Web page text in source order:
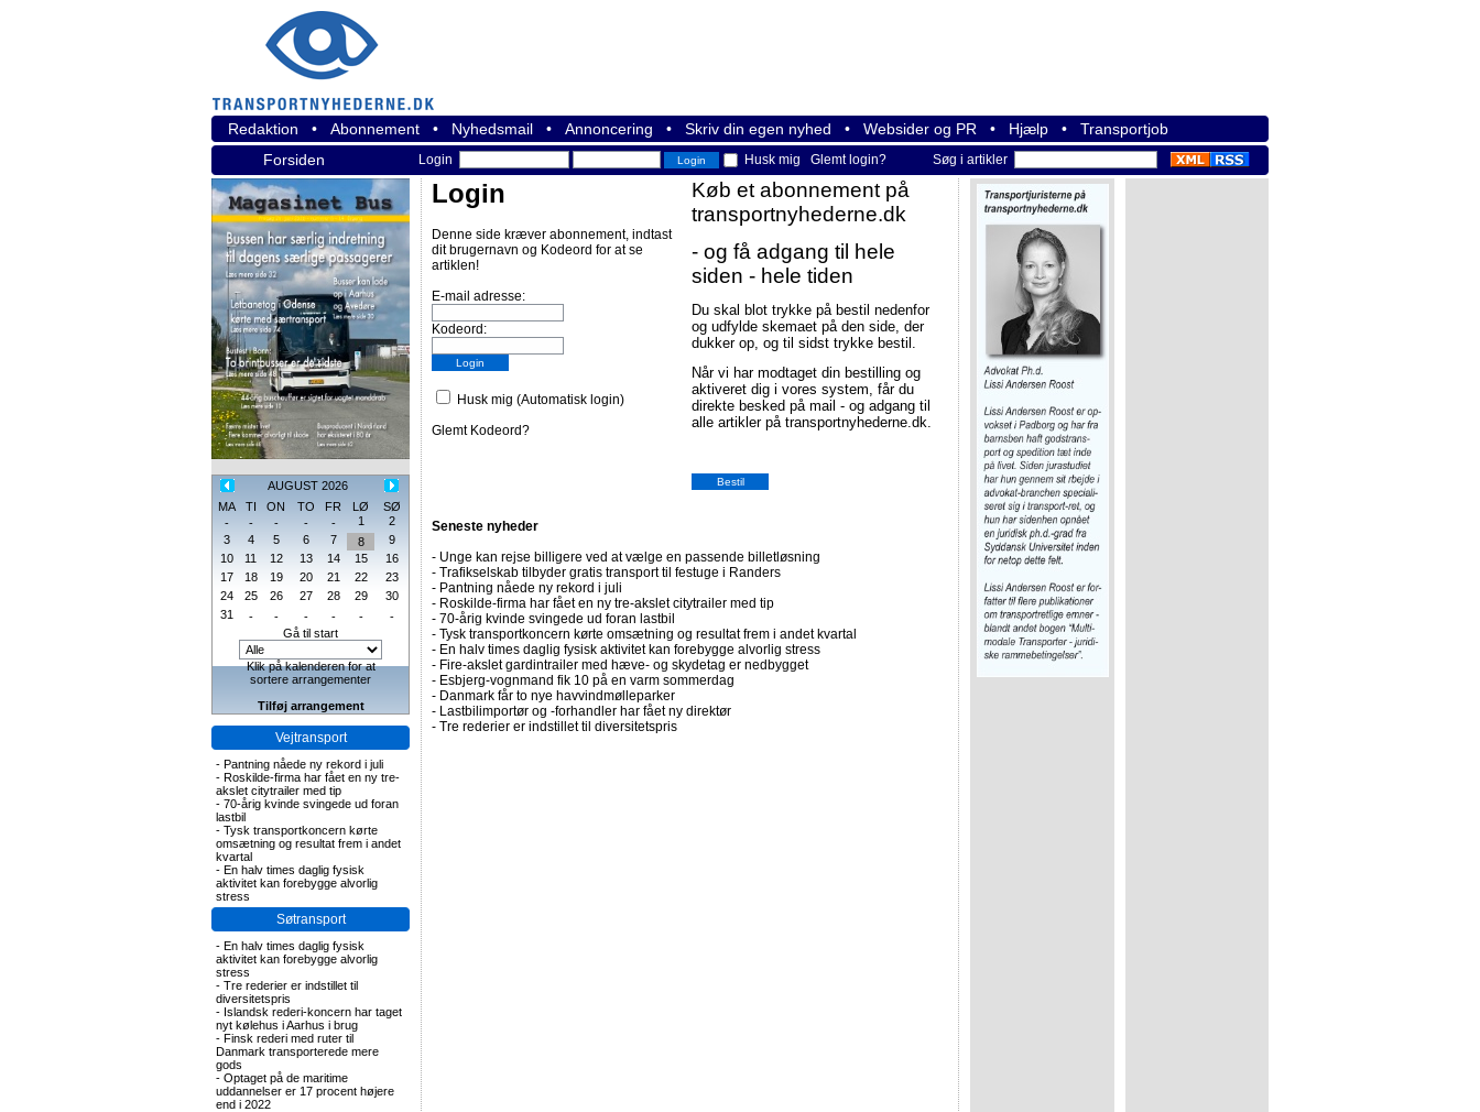
Redaktion • Abonnement • Nyhedsmail • Annoncering • Skriv din egen nyhed • Websider og PR • Hjælp • Transportjob
Forsiden
Login Husk mig Glemt login? Søg i artikler
AUGUST 2026
MA
TI ON TO FR LØ
SØ
-
- - - - 1
2
3
4 5 6 7 8
9
10
11 12 13 14 15
16
17
18 19 20 21 22
23
24
25 26 27 28 29
30
31
- - - - -
-
Gå til start
Klik på kalenderen for at
sortere arrangementer
Tilføj arrangement
Vejtransport
- Pantning nåede ny rekord i juli
- Roskilde-firma har fået en ny tre-
akslet citytrailer med tip
- 70-årig kvinde svingede ud foran
lastbil
- Tysk transportkoncern kørte
omsætning og resultat frem i andet
kvartal
- En halv times daglig fysisk
aktivitet kan forebygge alvorlig
stress
Søtransport
- En halv times daglig fysisk
aktivitet kan forebygge alvorlig
stress
- Tre rederier er indstillet til
diversitetspris
- Islandsk rederi-koncern har taget
nyt kølehus i Aarhus i brug
- Finsk rederi med ruter til
Danmark transporterede mere
gods
- Optaget på de maritime
uddannelser er 17 procent højere
end i 2022
Login
Denne side kræver abonnement, indtast
dit brugernavn og Kodeord for at se
artiklen!
E-mail adresse:
Kodeord:
Husk mig (Automatisk login)
Glemt Kodeord?
Køb et abonnement på
transportnyhederne.dk
- og få adgang til hele
siden - hele tiden
Du skal blot trykke på bestil nedenfor
og udfylde skemaet på den side, der
dukker op, og til sidst trykke bestil.
Når vi har modtaget din bestilling og
aktiveret dig i vores system, får du
direkte besked på mail - og adgang til
alle artikler på transportnyhederne.dk.
Seneste nyheder
- Unge kan rejse billigere ved at vælge en passende billetløsning
- Trafikselskab tilbyder gratis transport til festuge i Randers
- Pantning nåede ny rekord i juli
- Roskilde-firma har fået en ny tre-akslet citytrailer med tip
- 70-årig kvinde svingede ud foran lastbil
- Tysk transportkoncern kørte omsætning og resultat frem i andet kvartal
- En halv times daglig fysisk aktivitet kan forebygge alvorlig stress
- Fire-akslet gardintrailer med hæve- og skydetag er nedbygget
- Esbjerg-vognmand fik 10 på en varm sommerdag
- Danmark får to nye havvindmølleparker
- Lastbilimportør og -forhandler har fået ny direktør
- Tre rederier er indstillet til diversitetspris